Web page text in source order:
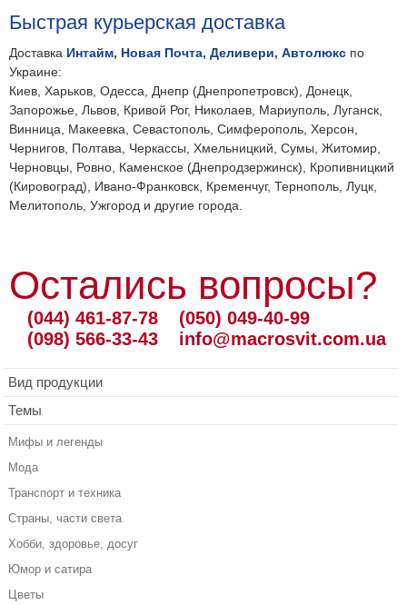
Быстрая курьерская доставка
Доставка Интайм, Новая Почта, Деливери, Автолюкс по
Украине:
Киев, Харьков, Одесса, Днепр (Днепропетровск), Донецк,
Запорожье, Львов, Кривой Рог, Николаев, Мариуполь, Луганск,
Винница, Макеевка, Севастополь, Симферополь, Херсон,
Чернигов, Полтава, Черкассы, Хмельницкий, Сумы, Житомир,
Черновцы, Ровно, Каменское (Днепродзержинск), Кропивницкий
(Кировоград), Ивано-Франковск, Кременчуг, Тернополь, Луцк,
Мелитополь, Ужгород и другие города.
Остались вопросы?
(044) 461-87-78
(098) 566-33-43
(050) 049-40-99
info@macrosvit.com.ua
Вид продукции
Темы
Мифы и легенды
Мода
Транспорт и техника
Страны, части света
Хобби, здоровье, досуг
Юмор и сатира
Цветы